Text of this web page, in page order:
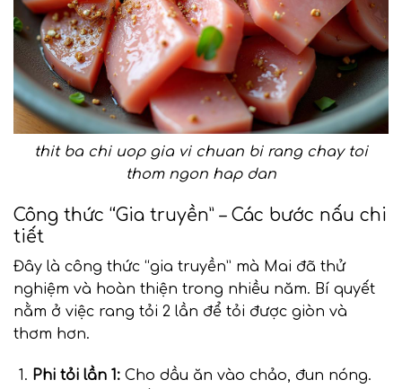
thit ba chi uop gia vi chuan bi rang chay toi
thom ngon hap dan
Công thức “Gia truyền” – Các bước nấu chi
tiết
Đây là công thức “gia truyền” mà Mai đã thử
nghiệm và hoàn thiện trong nhiều năm. Bí quyết
nằm ở việc rang tỏi 2 lần để tỏi được giòn và
thơm hơn.
Phi tỏi lần 1:Cho dầu ăn vào chảo, đun nóng.